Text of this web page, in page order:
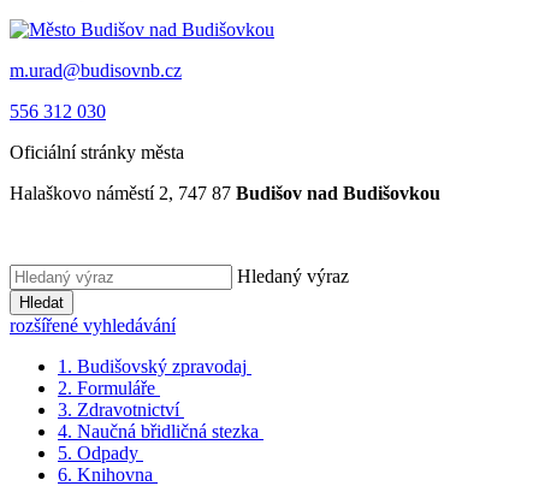
m.urad@budisovnb.cz
556 312 030
Oficiální stránky města
Halaškovo náměstí 2, 747 87 Budišov nad Budišovkou
Hledaný výraz
Hledat
rozšířené vyhledávání
1. Budišovský zpravodaj
2. Formuláře
3. Zdravotnictví
4. Naučná břidličná stezka
5. Odpady
6. Knihovna